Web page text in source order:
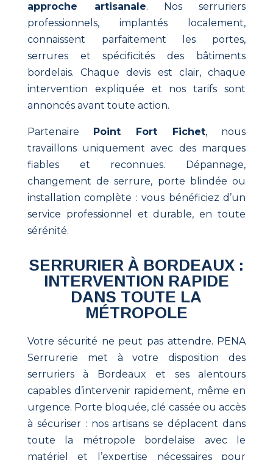
approche artisanale. Nos serruriers
professionnels, implantés localement,
connaissent parfaitement les portes,
serrures et spécificités des bâtiments
bordelais. Chaque devis est clair, chaque
intervention expliquée et nos tarifs sont
annoncés avant toute action.
Partenaire Point Fort Fichet, nous
travaillons uniquement avec des marques
fiables et reconnues. Dépannage,
changement de serrure, porte blindée ou
installation complète : vous bénéficiez d’un
service professionnel et durable, en toute
sérénité.
SERRURIER À BORDEAUX :
INTERVENTION RAPIDE
DANS TOUTE LA
MÉTROPOLE
Votre sécurité ne peut pas attendre. PENA
Serrurerie met à votre disposition des
serruriers à Bordeaux et ses alentours
capables d’intervenir rapidement, même en
urgence. Porte bloquée, clé cassée ou accès
à sécuriser : nos artisans se déplacent dans
toute la métropole bordelaise avec le
matériel et l’expertise nécessaires pour